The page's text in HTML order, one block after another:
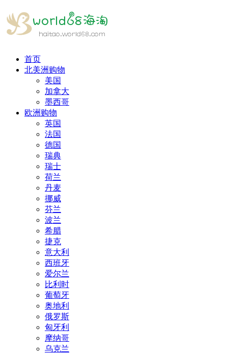
首页
北美洲购物
美国
加拿大
墨西哥
欧洲购物
英国
法国
德国
瑞典
瑞士
荷兰
丹麦
挪威
芬兰
波兰
希腊
捷克
意大利
西班牙
爱尔兰
比利时
葡萄牙
奥地利
俄罗斯
匈牙利
摩纳哥
乌克兰